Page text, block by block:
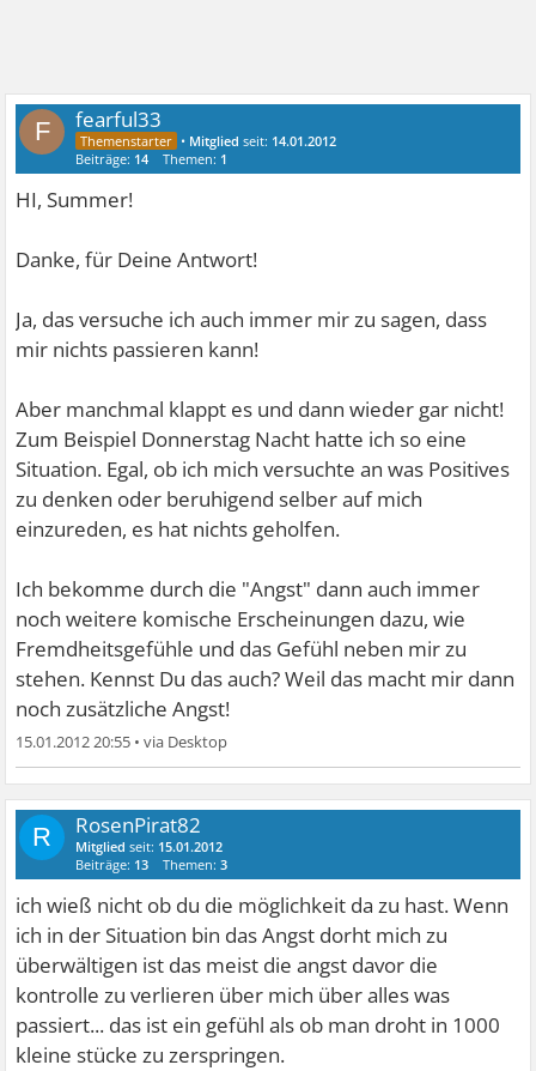
F fearful33
• Mitglied seit: 14.01.2012
Beiträge: 14 Themen: 1
HI, Summer!
Danke, für Deine Antwort!
Ja, das versuche ich auch immer mir zu sagen, dass
mir nichts passieren kann!
Aber manchmal klappt es und dann wieder gar nicht!
Zum Beispiel Donnerstag Nacht hatte ich so eine
Situation. Egal, ob ich mich versuchte an was Positives
zu denken oder beruhigend selber auf mich
einzureden, es hat nichts geholfen.
Ich bekomme durch die "Angst" dann auch immer
noch weitere komische Erscheinungen dazu, wie
Fremdheitsgefühle und das Gefühl neben mir zu
stehen. Kennst Du das auch? Weil das macht mir dann
noch zusätzliche Angst!
15.01.2012 20:55 •
R RosenPirat82
Mitglied seit: 15.01.2012
Beiträge: 13 Themen:3
ich wieß nicht ob du die möglichkeit da zu hast. Wenn
ich in der Situation bin das Angst dorht mich zu
überwältigen ist das meist die angst davor die
kontrolle zu verlieren über mich über alles was
passiert... das ist ein gefühl als ob man droht in 1000
kleine stücke zu zerspringen.